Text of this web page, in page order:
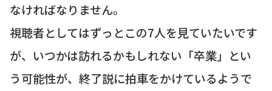
なければなりません。
視聴者としてはずっとこの7人を見ていたいです
が、いつかは訪れるかもしれない「卒業」とい
う可能性が、終了説に拍車をかけているようで